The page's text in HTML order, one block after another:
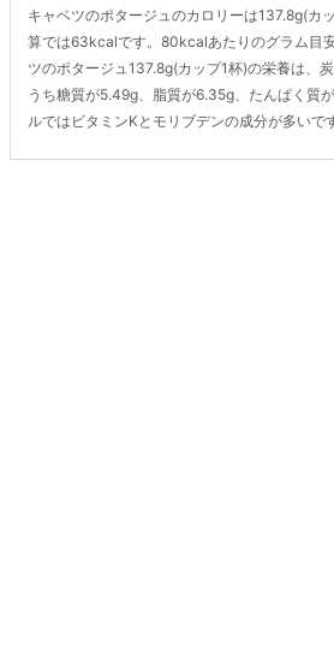
キャベツのポタージュのカロリーは137.8g(カ
算では63kcalです。80kcalあたりのグラム目
ツのポタージュ137.8g(カップ1杯)の栄養は、
うち糖質が5.49g、脂質が6.35g、たんぱく質
ルではビタミンKとモリブデンの成分が多いで